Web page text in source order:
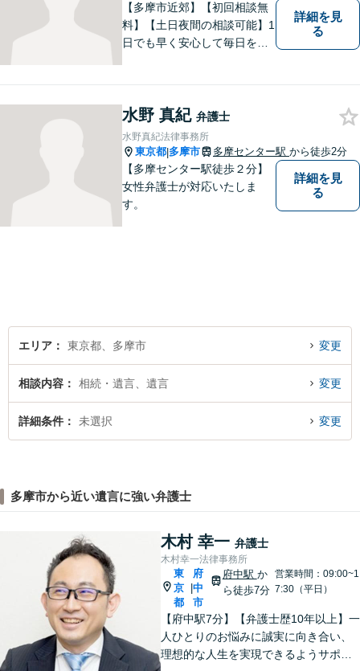
【多摩市近郊】【初回相談無
料】【土日夜間の相談可能】1
日でも早く安心して毎日を過
詳細を見
る
水野 真紀 弁護士
水野真紀法律事務所
東京都|多摩市 多摩センター駅 から徒歩2分
【多摩センター駅徒歩２分】
女性弁護士が対応いたしま
す。
詳細を見
る
エリア 東京都、多摩市 変更
相談内容 相続・遺言、遺言 変更
詳細条件 未選択 変更
多摩市から近い遺言に強い弁護士
木村 幸一 弁護士
木村幸一法律事務所
東
京
都
府
中
市
府中駅 か
ら徒歩7分
営業時間：09:00~1
7:30（平日）
【府中駅7分】【弁護士歴10年以上】一
人ひとりのお悩みに誠実に向き合い、
理想的な人生を実現できるようサポー